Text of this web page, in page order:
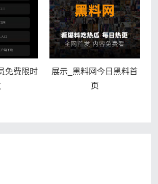
免费限时
展示_黑料网今日黑料首
页